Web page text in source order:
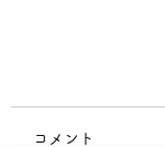
コメント